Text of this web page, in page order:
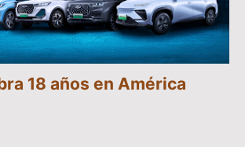
18 años en América